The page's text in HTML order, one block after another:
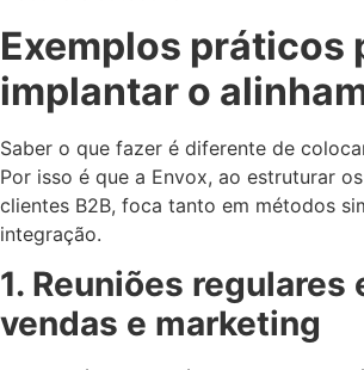
Exemplos práticos
implantar o
Saber o que fazer é diferente de
Por isso é que a Envox, ao estruturar
clientes B2B, foca tanto em métodos
integração.
1. Reuniões regulares
vendas e marketing